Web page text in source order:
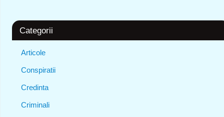
Categorii
Articole
Conspiratii
Credinta
Criminali